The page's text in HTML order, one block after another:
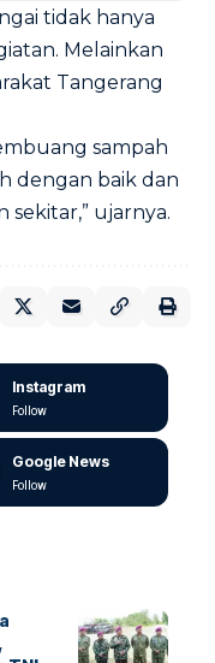
tidak hanya
Melainkan
Tangerang
sampah
dengan baik dan
ujarnya.
Instagram
Follow
Google News
Follow